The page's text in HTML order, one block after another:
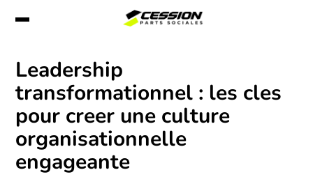
Leadership
transformationnel : les cles
pour creer une culture
organisationnelle
engageante